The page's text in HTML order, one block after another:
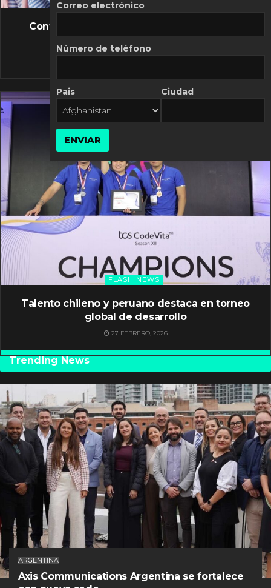
FLASH NEWS
Controversia de Mercado Libre por costos
10 MARZO, 2026
FLASH NEWS
Talento chileno y peruano destaca en torneo
global de desarrollo
27 FEBRERO, 2026
Trending News
ARGENTINA
Axis Communications Argentina se fortalece
Correo electrónico
Número de teléfono
Pais Ciudad
ENVIAR